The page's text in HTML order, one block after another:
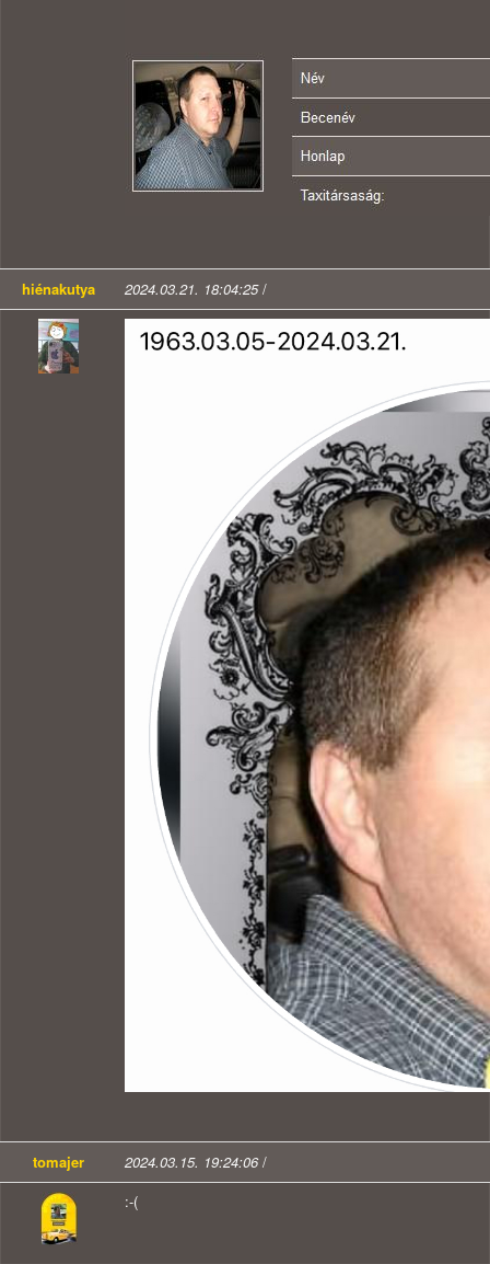
hiénakutya 2024.03.21. 18:04:25/
tomajer 2024.03.15. 19:24:06/
:-(